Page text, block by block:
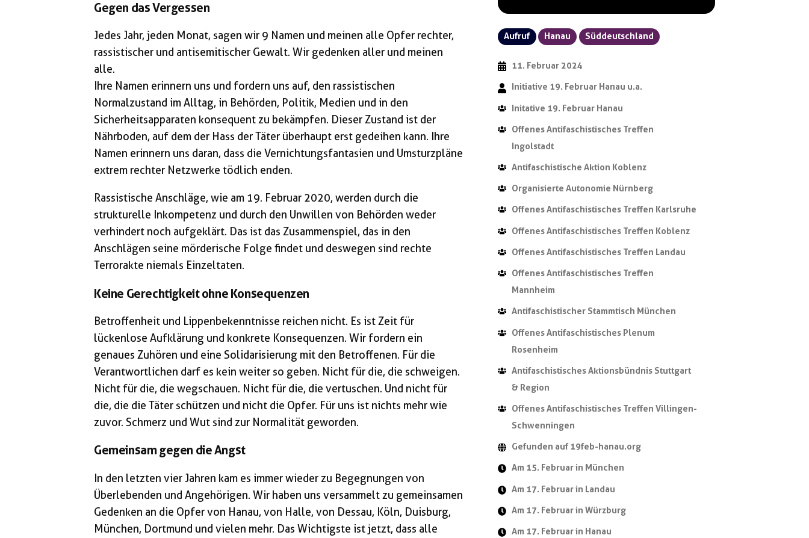
Aufruf Hanau Süddeutschland
11. Februar 2024
Initiative 19. Februar Hanau u.a.
Initative 19. Februar Hanau
Offenes Antifaschistisches Treffen
Ingolstadt
Antifaschistische Aktion Koblenz
Organisierte Autonomie Nürnberg
Offenes Antifaschistisches Treffen Karlsruhe
Offenes Antifaschistisches Treffen Koblenz
Offenes Antifaschistisches Treffen Landau
Offenes Antifaschistisches Treffen
Mannheim
Antifaschistischer Stammtisch München
Offenes Antifaschistisches Plenum
Rosenheim
Antifaschistisches Aktionsbündnis Stuttgart
& Region
Offenes Antifaschistisches Treffen Villingen-
Schwenningen
Gefunden auf 19feb-hanau.org
Am 15. Februar in München
Am 17. Februar in Landau
Am 17. Februar in Würzburg
Am 17. Februar in Hanau
Gegen das Vergessen
Jedes Jahr, jeden Monat, sagen wir 9 Namen und meinen alle Opfer rechter,
rassistischer und antisemitischer Gewalt. Wir gedenken aller und meinen
alle.
Ihre Namen erinnern uns und fordern uns auf, den rassistischen
Normalzustand im Alltag, in Behörden, Politik, Medien und in den
Sicherheitsapparaten konsequent zu bekämpfen. Dieser Zustand ist der
Nährboden, auf dem der Hass der Täter überhaupt erst gedeihen kann. Ihre
Namen erinnern uns daran, dass die Vernichtungsfantasien und Umsturzpläne
extrem rechter Netzwerke tödlich enden.
Rassistische Anschläge, wie am 19. Februar 2020, werden durch die
strukturelle Inkompetenz und durch den Unwillen von Behörden weder
verhindert noch aufgeklärt. Das ist das Zusammenspiel, das in den
Anschlägen seine mörderische Folge findet und deswegen sind rechte
Terrorakte niemals Einzeltaten.
Keine Gerechtigkeit ohne Konsequenzen
Betroffenheit und Lippenbekenntnisse reichen nicht. Es ist Zeit für
lückenlose Aufklärung und konkrete Konsequenzen. Wir fordern ein
genaues Zuhören und eine Solidarisierung mit den Betroffenen. Für die
Verantwortlichen darf es kein weiter so geben. Nicht für die, die schweigen.
Nicht für die, die wegschauen. Nicht für die, die vertuschen. Und nicht für
die, die die Täter schützen und nicht die Opfer. Für uns ist nichts mehr wie
zuvor. Schmerz und Wut sind zur Normalität geworden.
Gemeinsam gegen die Angst
In den letzten vier Jahren kam es immer wieder zu Begegnungen von
Überlebenden und Angehörigen. Wir haben uns versammelt zu gemeinsamen
Gedenken an die Opfer von Hanau, von Halle, von Dessau, Köln, Duisburg,
München, Dortmund und vielen mehr. Das Wichtigste ist jetzt, dass alle